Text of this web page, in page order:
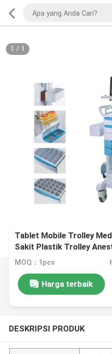
1 / 1
Tablet Mobile Trolley
Sakit Plastik Trolley
Penyimpanan
MOQ：1pcs
Harga terbaik
DESKRIPSI PRODUK